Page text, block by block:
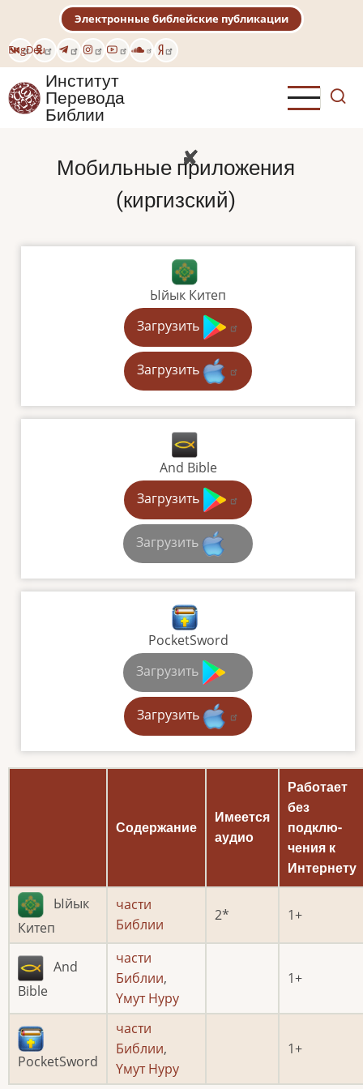
основному
содержанию
EngDeu
Электронные библейские публикации
Институт
Перевода
Библии
Мобильные приложения
(киргизский)
Ыйык Китеп
Загрузить
Загрузить
And Bible
Загрузить
Загрузить
PocketSword
Загрузить
Загрузить
Содержание
Имеется
аудио
Работает
без
подклю­
чения к
Интернету
Ыйык
Китеп
части
Библии
2 1
And
Bible
части
Библии,
Үмут Нуру
1
PocketSword
части
Библии,
Үмут Нуру
1